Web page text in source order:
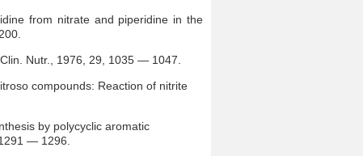
from nitrate and piperidine in the
Nutr., 1976, 29, 1035 — 1047.
compounds: Reaction of nitrite
by polycyclic aromatic
— 1296.